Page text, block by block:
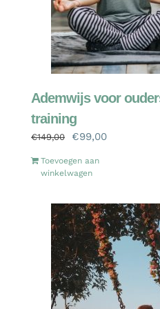
Ademwijs voor
training
€149,00
Oorspronkelijke
was:
€149,00.
€99,00Huidige
Toevoegen aan
winkelwagen